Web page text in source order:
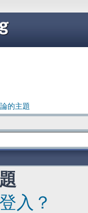
的主題
入？